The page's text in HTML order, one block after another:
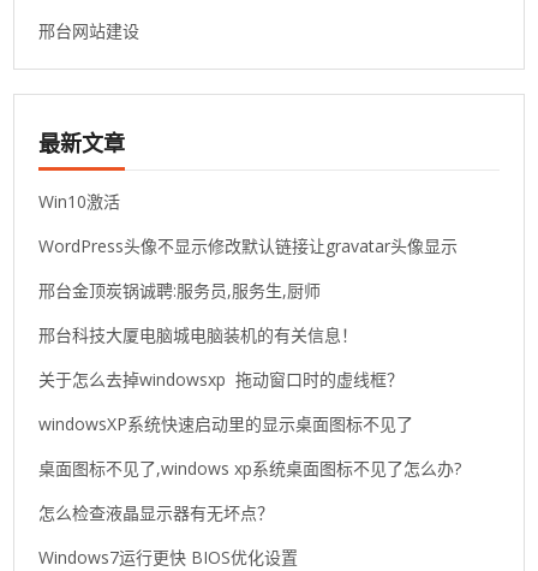
邢台网站建设
最新文章
Win10激活
WordPress头像不显示修改默认链接让gravatar头像显示
邢台金顶炭锅诚聘:服务员,服务生,厨师
邢台科技大厦电脑城电脑装机的有关信息！
关于怎么去掉windowsxp 拖动窗口时的虚线框？
windowsXP系统快速启动里的显示桌面图标不见了
桌面图标不见了,windows xp系统桌面图标不见了怎么办?
怎么检查液晶显示器有无坏点？
Windows7运行更快 BIOS优化设置